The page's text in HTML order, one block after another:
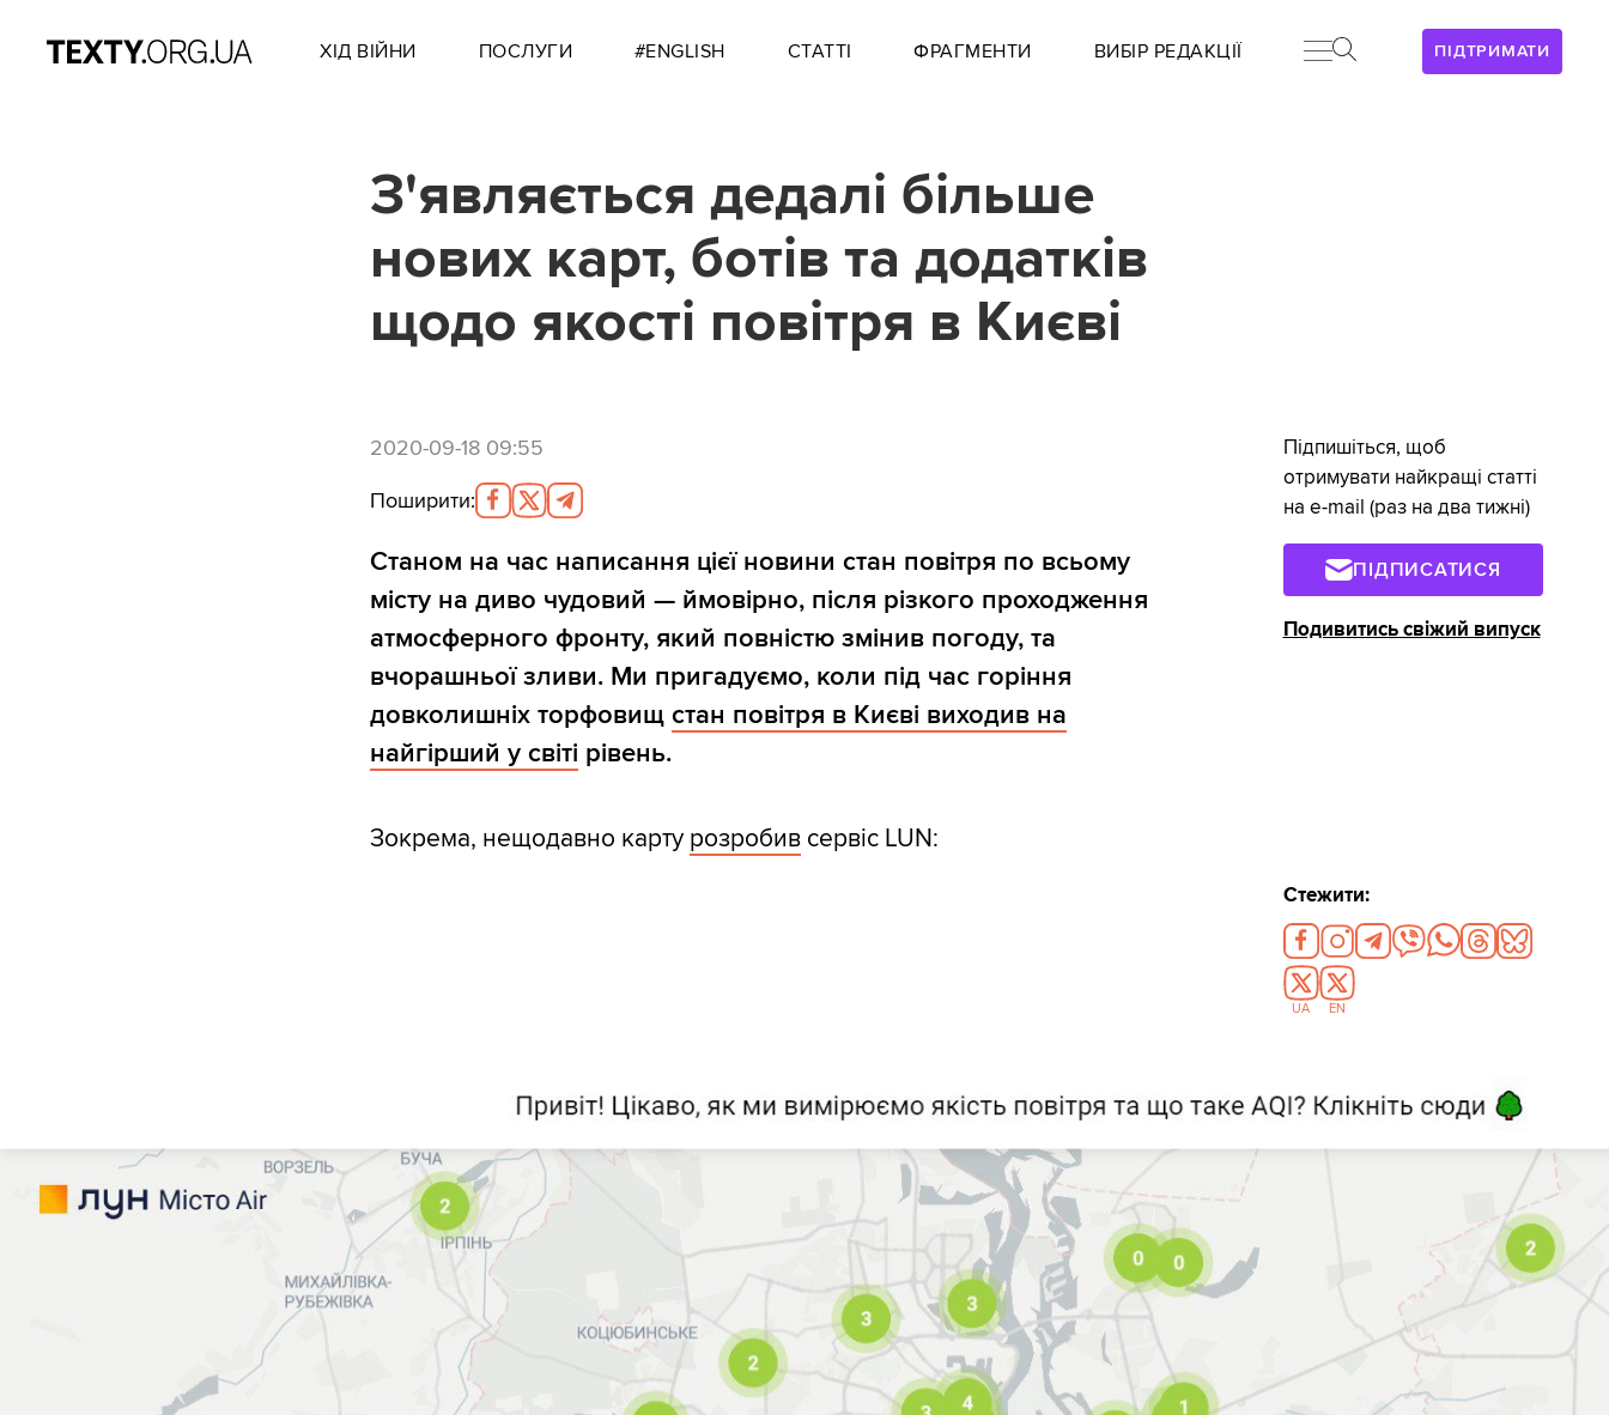
ПІДТРИМАТИ
ХІД ВІЙНИ ПОСЛУГИ #ENGLISH СТАТТІ ФРАГМЕНТИ ВИБІР РЕДАКЦІЇ
З'являється дедалі більше
нових карт, ботів та додатків
щодо якості повітря в Києві
2020-09-18 09:55
Поширити:
Станом на час написання цієї новини стан повітря по всьому
місту на диво чудовий — ймовірно, після різкого проходження
атмосферного фронту, який повністю змінив погоду, та
вчорашньої зливи. Ми пригадуємо, коли під час горіння
довколишніх торфовищ стан повітря в Києві виходив на
найгірший у світі рівень.
Зокрема, нещодавно карту розробивсервіс LUN:
Підпишіться, щоб
отримувати найкращі статті
на e-mail (раз на два тижні)
ПІДПИСАТИСЯ
Подивитись свіжий випуск
Стежити:
UA EN